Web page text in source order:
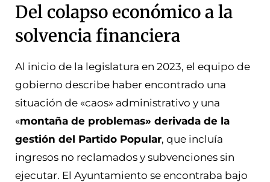
Del colapso económico a la
solvencia financiera
Al inicio de la legislatura en 2023, el equipo de
gobierno describe haber encontrado una
situación de «caos» administrativo y una
«montaña de problemas» derivada de la
gestión del Partido Popular, que incluía
ingresos no reclamados y subvenciones sin
ejecutar. El Ayuntamiento se encontraba bajo